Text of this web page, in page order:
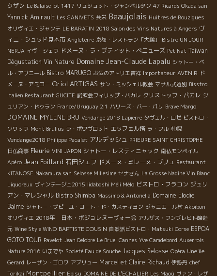
クザン Le Balaise lot 1417 リュショット・シャンベルタン 47 Ricards Okada san
Yannick Amirault Les GANIVETS 共栄 Beaujolais Huitres de Bouzigues
オリヴィエ・ジャンテ LE BARATIN 2018 Salon des Vins Natures à Angers ヴ
ィニ・シュッド見本市 Angleterre 京都・レストラン「大鵬」
Bistro UN JOUR
NERJA イヴ・シェフ ドメーヌ・ラ・プティット・べニューズ Pet Nat Taiwan
Dégustation Vin Nature Domaine Jean-Claude Lapalu シャトー・ベ
ル・アヴニール Bistro MARUGO お酒のアトリエ吉祥 Importateur AVENIR ド
メーヌ・アミロー Oriol ARTIGAS サン・ミッシェル教会 マサル式選別 Bisstro
Italien Restaurant GUCITE 試飲会フィリップ・パカレ クリストッフ・パカレ ジ
ュリアン・ドゥラン France/Uruguay 2:1 ハリーズ・バー・パリ Brave Margo
DOMAINE MYLENE BRU Vendange 2018 Lapierre タヴェル・ロゼ ビストロ・
ソワッフ Mont Brulius ラ・ポワヴロット エッフェル塔 ラ・フル 札幌
Vendange2018 Philippe Pacalet アルデッシュ PRIEURE SAINT CHRISTOPHE
日仏商事 Fleurie VINI JAPON シャトー・レスティニャック 南仏モンペイル
Apéro Jean Foillard 石田シェフ ドメーヌ・ミレーヌ・ブリュ Restaurant
KITANOSE Nakamura san Selosse Millesime セナさん La Grosse Nadine Vin Blanc
Liquoreux ヴィンテージュ2015 Iidabqshi Méli Mélo ビストロ・フラコン ジュリ
アン・マレシャル Bistro Shimba Massimo & Antonella Domaine Elodie
Balme シャトー・プピーユ・コート・ド・カスティヨン ジャニエール村 Akoibon
オリヴィエ 2018年 日本・ボジョレヌーヴォー会 アルザス・フンブレヒト醸造
元 Wine Style WINO BAPTISTE COUSIN 自然派ビストロ・Matsuki Corse ESPOA
GOTO TOUR Pavelot Jean Delobre Le Bruel Cannes Yve Camdebord Auxerrois
Nature 2016 いまでや Societé Eau de Souche Jacques Selosse Opéra Une île
Gerard レーザン・ゴロワ アブリュー Marcel et Claire Richaud 伊勢丹 chef
Torikai Montpellier Ebisu DOMAINE DE L'ECHALIER Les Maoù ヴァン・レザ